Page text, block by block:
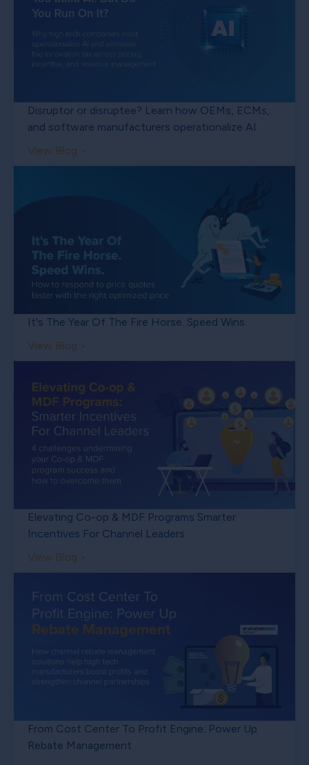
Disruptor or disruptee? Learn how OEMs, ECMs,
and software manufacturers operationalize AI
View Blog >
It's The Year Of The Fire Horse. Speed Wins.
View Blog >
Elevating Co-op & MDF Programs Smarter
Incentives For Channel Leaders
View Blog >
From Cost Center To Profit Engine: Power Up
Rebate Management